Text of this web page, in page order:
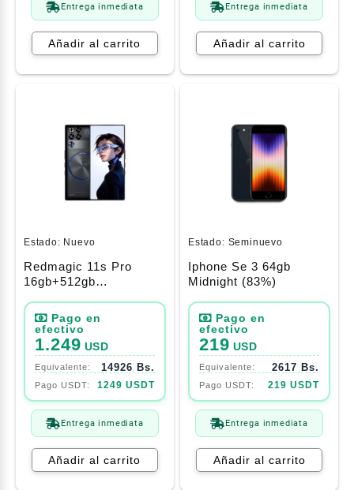
Entrega inmediata
Añadir al carrito
Entrega inmediata
Añadir al carrito
Estado: Nuevo
Redmagic 11s Pro
16gb+512gb
1.249 USD
14926 Bs.
1249 USDT
Entrega inmediata
Añadir al carrito
Estado: Seminuevo
Iphone Se 3 64gb
Midnight (83%)
219 USD
2617 Bs.
219 USDT
Entrega inmediata
Añadir al carrito